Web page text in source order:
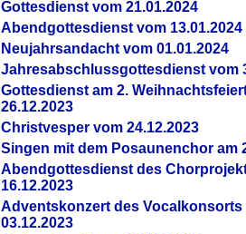
Gottesdienst vom 21.01.2024
Abendgottesdienst vom 13.01.2024
Neujahrsandacht vom 01.01.2024
Jahresabschlussgottesdienst vom
Gottesdienst am 2.
26.12.2023
Christvesper vom 24.12.2023
Singen mit dem Posaunenchor am
Abendgottesdienst des
16.12.2023
Adventskonzert des Vocalkonsorts
03.12.2023